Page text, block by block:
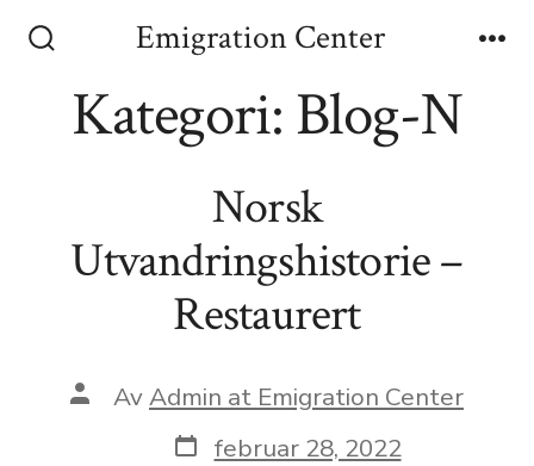
Emigration Center
Kategori:Blog-N
Norsk
Utvandringshistorie –
Restaurert
AvAdmin at Emigration Center
februar 28, 2022